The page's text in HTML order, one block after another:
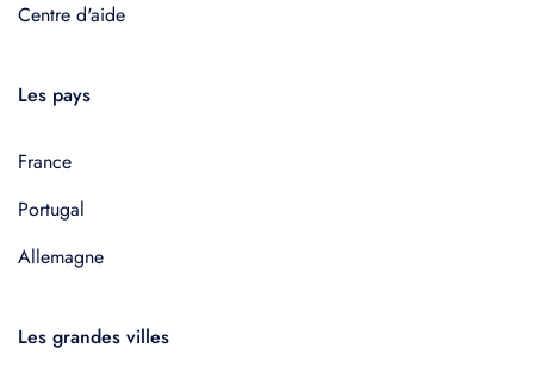
Centre d'aide
Les pays
France
Portugal
Allemagne
Les grandes villes